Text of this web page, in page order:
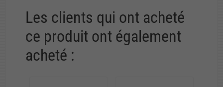
Les clients qui ont acheté
ce produit ont également
acheté :